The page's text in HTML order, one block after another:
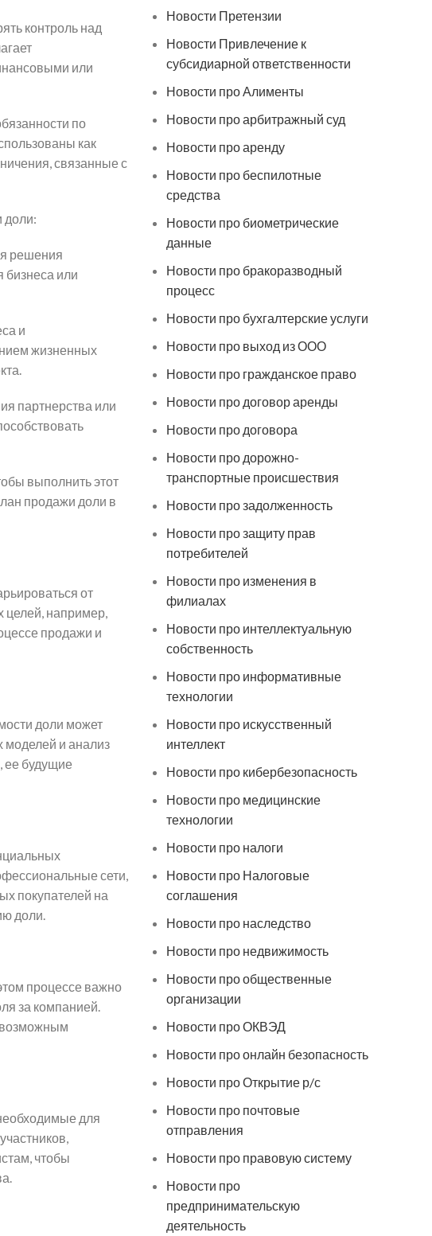
контроль над
или
по
как
связанные с
доли:
решения
бизнеса или
и
жизненных
партнерства или
выполнить этот
продажи доли в
от
целей, например,
продажи и
доли может
моделей и анализ
ее будущие
сети,
покупателей на
доли.
процессе важно
за компанией.
возможным
для
чтобы
Новости Претензии
Новости Привлечение к
субсидиарной ответственности
Новости про Алименты
Новости про арбитражный суд
Новости про аренду
Новости про беспилотные
средства
Новости про биометрические
данные
Новости про бракоразводный
процесс
Новости про бухгалтерские услуги
Новости про выход из ООО
Новости про гражданское право
Новости про договор аренды
Новости про договора
Новости про дорожно-
транспортные происшествия
Новости про задолженность
Новости про защиту прав
потребителей
Новости про изменения в
филиалах
Новости про интеллектуальную
собственность
Новости про информативные
технологии
Новости про искусственный
интеллект
Новости про кибербезопасность
Новости про медицинские
технологии
Новости про налоги
Новости про Налоговые
соглашения
Новости про наследство
Новости про недвижимость
Новости про общественные
организации
Новости про ОКВЭД
Новости про онлайн безопасность
Новости про Открытие р/с
Новости про почтовые
отправления
Новости про правовую систему
Новости про
предпринимательскую
деятельность